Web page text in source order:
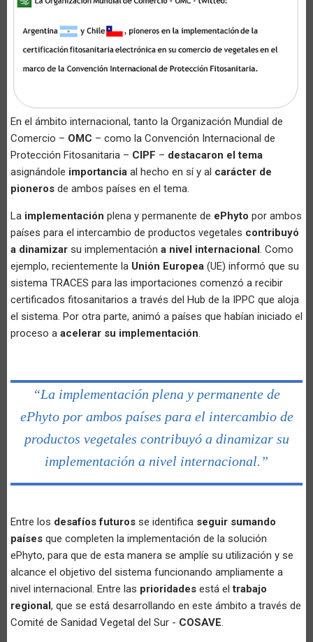
En el ámbito internacional, tanto la Organización Mundial de
Comercio – OMC – como la Convención Internacional de
Protección Fitosanitaria – CIPF – destacaron el tema
asignándole importancia al hecho en sí y al carácter de
pioneros de ambos países en el tema.
La implementación plena y permanente de ePhyto por ambos
países para el intercambio de productos vegetales contribuyó
a dinamizar su implementación a nivel internacional. Como
ejemplo, recientemente la Unión Europea (UE) informó que su
sistema TRACES para las importaciones comenzó a recibir
certificados fitosanitarios a través del Hub de la IPPC que aloja
el sistema. Por otra parte, animó a países que habían iniciado el
proceso a acelerar su implementación.
“La implementación plena y permanente de
ePhyto por ambos países para el intercambio de
productos vegetales contribuyó a dinamizar su
implementación a nivel internacional.”
Entre los desafíos futuros se identifica seguir sumando
países que completen la implementación de la solución
ePhyto, para que de esta manera se amplíe su utilización y se
alcance el objetivo del sistema funcionando ampliamente a
nivel internacional. Entre las prioridades está eltrabajo
regional, que se está desarrollando en este ámbito a través de
Comité de Sanidad Vegetal del Sur - COSAVE.